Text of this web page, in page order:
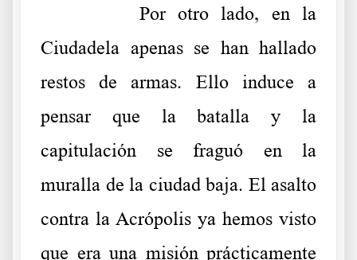
Por otro lado, en la
Ciudadela apenas se han hallado
restos de armas. Ello induce a
pensar que la batalla y la
capitulación se fraguó en la
muralla de la ciudad baja. El asalto
contra la Acrópolis ya hemos visto
que era una misión prácticamente